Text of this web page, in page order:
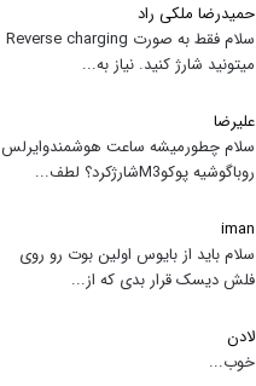
حمیدرضا ملکی راد
سلام فقط به صورت Reverse charging
میتونید شارژ کنید. نیاز به...
علیرضا
سلام چطورمیشه ساعت هوشمندوایرلس
روباگوشیه پوکوM3شارژکرد؟ لطف...
iman
سلام باید از بایوس اولین بوت رو روی
فلش دیسک قرار بدی که از...
لادن
خوب...